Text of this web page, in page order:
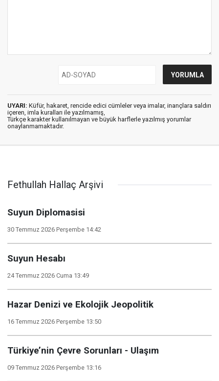
UYARI: Küfür, hakaret, rencide edici cümleler veya imalar, inançlara saldırı
içeren, imla kuralları ile yazılmamış,
Türkçe karakter kullanılmayan ve büyük harflerle yazılmış yorumlar
onaylanmamaktadır.
Fethullah Hallaç Arşivi
Suyun Diplomasisi
30 Temmuz 2026 Perşembe 14:42
Suyun Hesabı
24 Temmuz 2026 Cuma 13:49
Hazar Denizi ve Ekolojik Jeopolitik
16 Temmuz 2026 Perşembe 13:50
Türkiye’nin Çevre Sorunları - Ulaşım
09 Temmuz 2026 Perşembe 13:16